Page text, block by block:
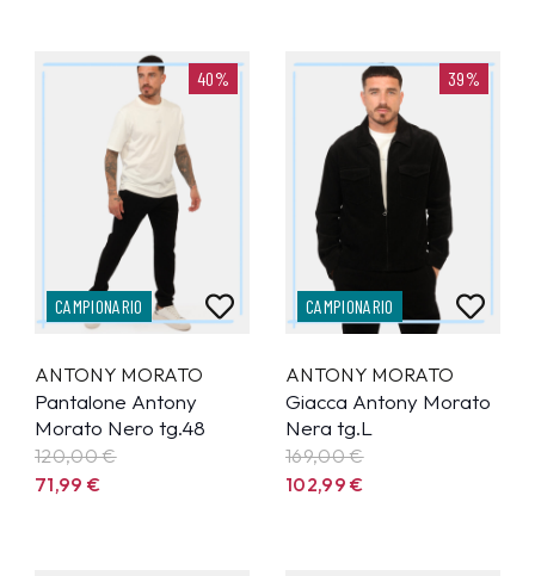
40%
CAMPIONARIO
ANTONY MORATO
Pantalone Antony
Morato Nero tg.48
120,00 €
71,99€
39%
CAMPIONARIO
ANTONY MORATO
Giacca Antony Morato
Nera tg.L
169,00 €
102,99€